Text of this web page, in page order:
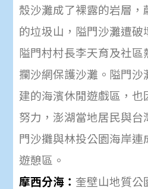
殼沙灘成了裸露的岩層
的垃圾山，隘門沙灘遭破
隘門村村長李天育及社區
攔沙網保護沙灘。隘門
建的海濱休閒遊戲區，
努力， 澎湖當地居民與台
門沙攤與林投公園海岸連
遊憩區。
摩西分海： 奎壁山地質公